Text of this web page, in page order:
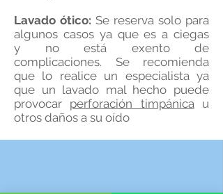
Lavado ótico: Se reserva solo para
algunos casos ya que es a ciegas
y no está exento de
complicaciones. Se recomienda
que lo realice un especialista ya
que un lavado mal hecho puede
provocar perforación timpánicau
otros daños a su oído